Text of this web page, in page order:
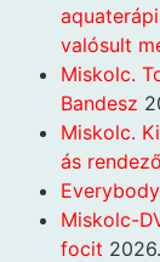
valósult
Miskolc.
Bandesz
Miskolc.
ás
Miskolc-
focit